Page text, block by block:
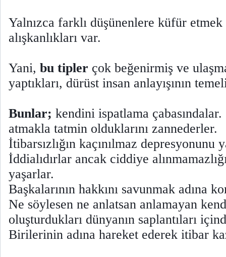
Yalnızca farklı düşünenlere küfür
alışkanlıkları var.
Yani, bu tipler çok beğenirmiş ve
yaptıkları, dürüst insan anlayışının
Bunlar; kendini ispatlama
atmakla tatmin olduklarını zannederler.
İtibarsızlığın kaçınılmaz depresyonunu
İddialıdırlar ancak ciddiye
yaşarlar.
Başkalarının hakkını savunmak adına
Ne söylesen ne anlatsan anlamayan
oluşturdukları dünyanın saplantıları
Birilerinin adına hareket ederek itibar